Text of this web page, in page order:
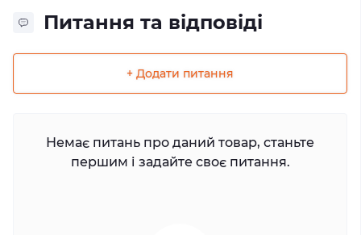
Питання та відповіді
+ Додати питання
Немає питань про даний товар, станьте
першим і задайте своє питання.